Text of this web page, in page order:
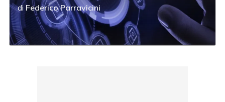
di Federico Parravicini